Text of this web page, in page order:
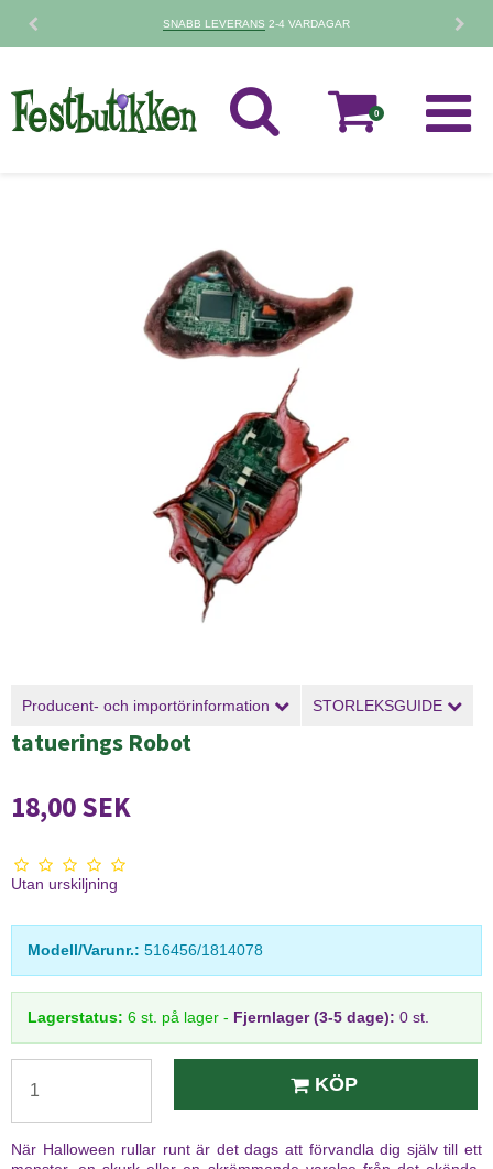
SNABB LEVERANS2-4 VARDAGAR
0
Producent- och importörinformation STORLEKSGUIDE
tatuerings Robot
18,00 SEK
Utan urskiljning
Modell/Varunr.: 516456/1814078
Lagerstatus: 6 st. på lager - Fjernlager (3-5 dage): 0 st.
KÖP
När Halloween rullar runt är det dags att förvandla dig själv till ett